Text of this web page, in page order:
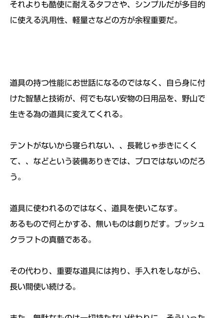
それよりも酷使に耐えるタフさや、 シンプルだが多目的
に使える汎用性、 軽量さなどの方が余程重要だ。
道具の持つ性能にお世話になるのではなく、
自ら身に付
けた智慧と技術が、何でもない安物の日用品を、 野山で
生きる為の道具に変えてくれる。
テントがないから寝られない、、長靴じゃ歩きにくく
て、、 などという装備ありきでは、プロではないのだろ
う。
道具に使われるのではなく、道具を使いこなす。
あるもので何とかする、無いものは創りだす。 ブッシュ
クラフトの真髄である。
その代わり、重要な道具には拘り、手入れをしながら、
長い間使い続ける。